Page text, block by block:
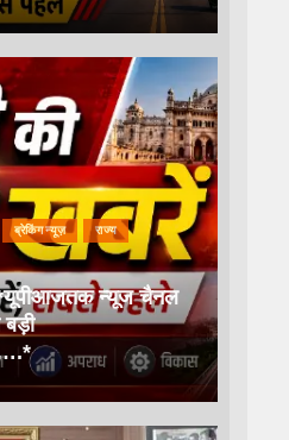
ब्रेकिंग न्यूज़ राज्य
न्यूज चैनल